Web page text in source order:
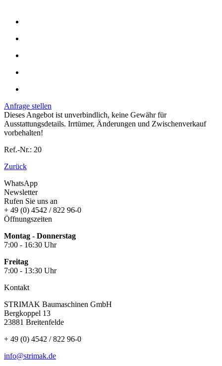
Anfrage stellen
Dieses Angebot ist unverbindlich, keine Gewähr für
Ausstattungsdetails. Irrtümer, Änderungen und Zwischenverkauf
vorbehalten!
Ref.-Nr.: 20
Zurück
WhatsApp
Newsletter
Rufen Sie uns an
+ 49 (0) 4542 / 822 96-0
Öffnungszeiten
Montag - Donnerstag
7:00 - 16:30 Uhr
Freitag
7:00 - 13:30 Uhr
Kontakt
STRIMAK Baumaschinen GmbH
Bergkoppel 13
23881 Breitenfelde
+ 49 (0) 4542 / 822 96-0
info@strimak.de